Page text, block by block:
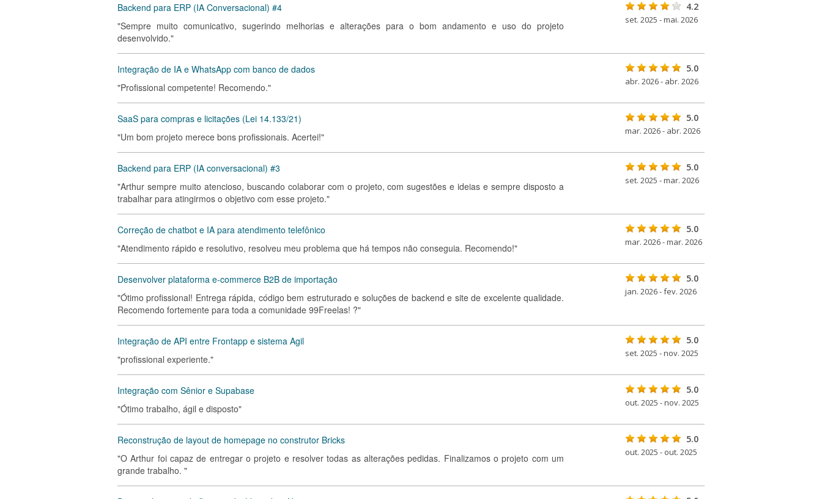
Backend para ERP (IA Conversacional) #4
"Sempre muito comunicativo, sugerindo melhorias e alterações para o bom andamento e uso do projeto
desenvolvido."
4.2
set. 2025 - mai. 2026
Integração de IA e WhatsApp com banco de dados
"Profissional competente! Recomendo."
5.0
abr. 2026 - abr. 2026
SaaS para compras e licitações (Lei 14.133/21)
"Um bom projeto merece bons profissionais. Acertei!"
5.0
mar. 2026 - abr. 2026
Backend para ERP (IA conversacional) #3
"Arthur sempre muito atencioso, buscando colaborar com o projeto, com sugestões e ideias e sempre disposto a
trabalhar para atingirmos o objetivo com esse projeto."
5.0
set. 2025 - mar. 2026
Correção de chatbot e IA para atendimento telefônico
"Atendimento rápido e resolutivo, resolveu meu problema que há tempos não conseguia. Recomendo!"
5.0
mar. 2026 - mar. 2026
Desenvolver plataforma e-commerce B2B de importação
"Ótimo profissional! Entrega rápida, código bem estruturado e soluções de backend e site de excelente qualidade.
Recomendo fortemente para toda a comunidade 99Freelas! ?"
5.0
jan. 2026 - fev. 2026
Integração de API entre Frontapp e sistema Agil
"profissional experiente."
5.0
set. 2025 - nov. 2025
Integração com Sênior e Supabase
"Ótimo trabalho, ágil e disposto"
5.0
out. 2025 - nov. 2025
Reconstrução de layout de homepage no construtor Bricks
"O Arthur foi capaz de entregar o projeto e resolver todas as alterações pedidas. Finalizamos o projeto com um
grande trabalho. "
5.0
out. 2025 - out. 2025